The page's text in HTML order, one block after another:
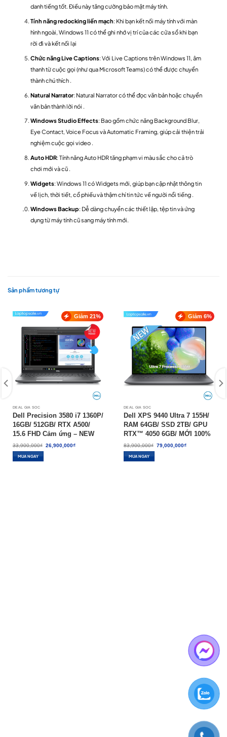
danh tiếng tốt. Điều này tăng cường bảo mật máy tính.
Tính năng redocking liền mạch: Khi bạn kết nối máy tính với màn
hình ngoài, Windows 11 có thể ghi nhớ vị trí của các cửa sổ khi bạn
rời đi và kết nối lại
Chức năng Live Captions: Với Live Captions trên Windows 11, âm
thanh từ cuộc gọi (như qua Microsoft Teams) có thể được chuyển
thành chú thích .
Natural Narrator: Natural Narrator có thể đọc văn bản hoặc chuyển
văn bản thành lời nói .
Windows Studio Effects: Bao gồm chức năng Background Blur,
Eye Contact, Voice Focus và Automatic Framing, giúp cải thiện trải
nghiệm cuộc gọi video .
Auto HDR: Tính năng Auto HDR tăng phạm vi màu sắc cho cả trò
chơi mới và cũ .
Widgets: Windows 11 có Widgets mới, giúp bạn cập nhật thông tin
về lịch, thời tiết, cổ phiếu và thậm chí tin tức về người nổi tiếng .
Windows Backup: Dễ dàng chuyển các thiết lập, tệp tin và ứng
dụng từ máy tính cũ sang máy tính mới.
Sản phẩm tương tự
Giảm 21%
DEAL GIÁ SỐC
Dell Precision 3580 i7 1360P/
16GB/ 512GB/ RTX A500/
15.6 FHD Cảm ứng – NEW
100%
33,900,000₫ Giá
gốc
26,900,000₫Giá
MUA NGAY
Giảm 6%
DEAL GIÁ SỐC
Dell XPS 9440 Ultra 7 155H/
RAM 64GB/ SSD 2TB/ GPU
RTX™ 4050 6GB/ MỚI 100%
83,900,000₫ Giá
gốc
79,000,000₫Giá
MUA NGAY